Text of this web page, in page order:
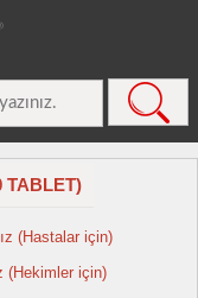
TABLET)
(Hastalar için)
(Hekimler için)